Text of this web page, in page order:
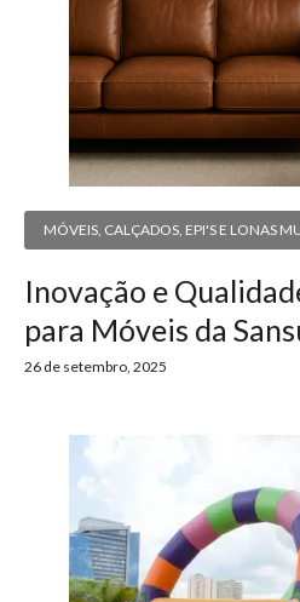
MÓVEIS, CALÇADOS, EPI'S E LONAS
Inovação e
para Móveis da
26 de setembro, 2025